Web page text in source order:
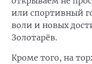
или спортивный
воли и новых
Золотарёв.
Кроме того, на